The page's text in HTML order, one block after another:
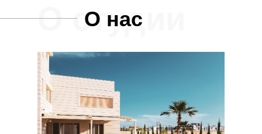
О студии
О нас